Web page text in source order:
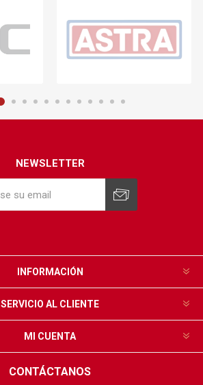
NEWSLETTER
INFORMACIÓN
SERVICIO AL CLIENTE
MI CUENTA
CONTÁCTANOS